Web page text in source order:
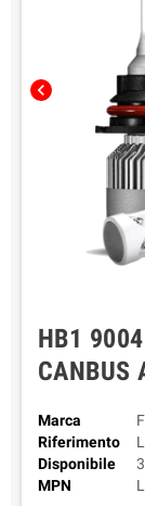
chevron_left
HB1
CANBUS
Marca
Riferimento
Disponibile
MPN